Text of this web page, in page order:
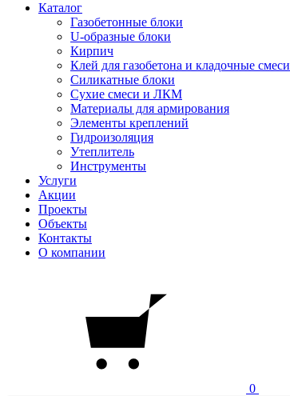
Каталог
Газобетонные блоки
U-образные блоки
Кирпич
Клей для газобетона и кладочные смеси
Силикатные блоки
Сухие смеси и ЛКМ
Материалы для армирования
Элементы креплений
Гидроизоляция
Утеплитель
Инструменты
Услуги
Акции
Проекты
Объекты
Контакты
О компании
0